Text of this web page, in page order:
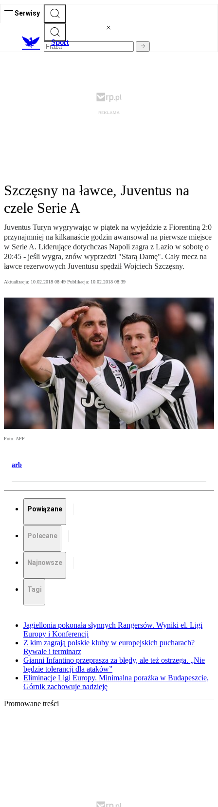
Serwisy
Sport
Szczęsny na ławce, Juventus na
czele Serie A
Juventus Turyn wygrywając w piątek na wyjeździe z Fiorentiną 2:0
przynajmniej na kilkanaście godzin awansował na pierwsze miejsce
w Serie A. Liderujące dotychczas Napoli zagra z Lazio w sobotę o
20:45 - jeśli wygra, znów wyprzedzi "Starą Damę". Cały mecz na
ławce rezerwowych Juventusu spędził Wojciech Szczęsny.
Aktualizacja: 10.02.2018 08:49 Publikacja: 10.02.2018 08:39
Foto: AFP
arb
Powiązane
Polecane
Najnowsze
Tagi
Jagiellonia pokonała słynnych Rangersów. Wyniki el. Ligi
Europy i Konferencji
Z kim zagrają polskie kluby w europejskich pucharach?
Rywale i terminarz
Gianni Infantino przeprasza za błędy, ale też ostrzega. „Nie
będzie tolerancji dla ataków”
Eliminacje Ligi Europy. Minimalna porażka w Budapeszcie,
Górnik zachowuje nadzieję
Promowane treści